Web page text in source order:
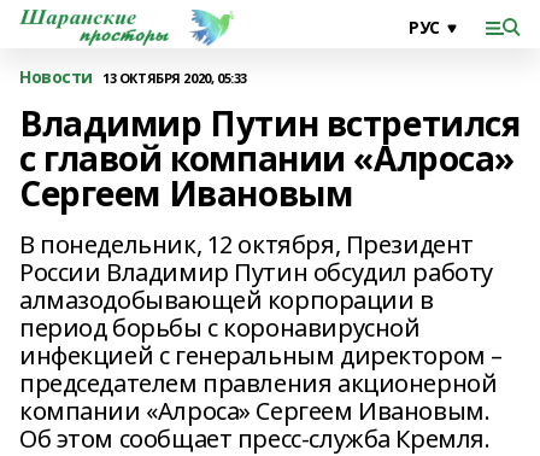
Новости 13 ОКТЯБРЯ 2020, 05:33
Владимир Путин встретился
с главой компании «Алроса»
Сергеем Ивановым
В понедельник, 12 октября, Президент
России Владимир Путин обсудил работу
алмазодобывающей корпорации в
период борьбы с коронавирусной
инфекцией с генеральным директором –
председателем правления акционерной
компании «Алроса» Сергеем Ивановым.
Об этом сообщает пресс-служба Кремля.